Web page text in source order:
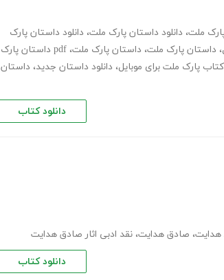
ملت، دانلود داستان پارک ملت، دانلود داستان پارک
، داستان پارک ملت، داستان پارک ملت،
pdf داستان پارک
کتاب پارک ملت برای موبایل، دانلود داستان جدید، داستان
دانلود کتاب
هدایت، صادق هدایت، نقد ادبی اثار صادق هدایت
دانلود کتاب